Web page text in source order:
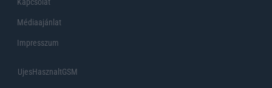
Médiaajánlat
Impresszum
UjesHasznaltGSM